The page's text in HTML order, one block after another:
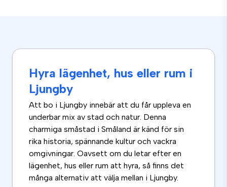
Hyra lägenhet, hus eller rum i
Ljungby
Att bo i Ljungby innebär att du får uppleva en
underbar mix av stad och natur. Denna
charmiga småstad i Småland är känd för sin
rika historia, spännande kultur och vackra
omgivningar. Oavsett om du letar efter en
lägenhet, hus eller rum att hyra, så finns det
många alternativ att välja mellan i Ljungby.